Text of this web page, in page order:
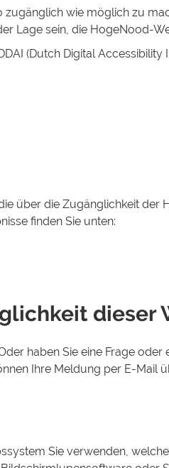
wie möglich zu
Lage sein, die HogeNood-
(Dutch Digital Accessibility
über die Zugänglichkeit
finden Sie unten:
dieser
haben Sie eine Frage
Ihre Meldung per E-Mail
Sie verwenden,